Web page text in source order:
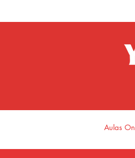
Aulas